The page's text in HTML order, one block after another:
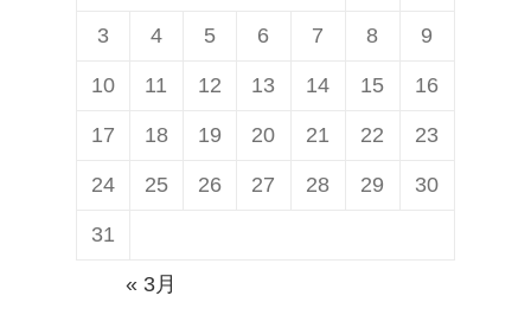
3 4 5 6 7 8 9
10 11 12 13 14 15 16
17 18 19 20 21 22 23
24 25 26 27 28 29 30
31
« 3月